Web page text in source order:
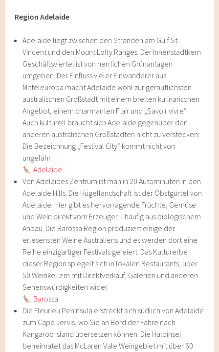
Region Adelaide
Adelaide liegt zwischen den Stränden am Gulf St.
Vincent und den Mount Lofty Ranges. Der Innenstadtkern
Geschäftsviertel ist von herrlichen Grünanlagen
umgeben. Der Einfluss vieler Einwanderer aus
Mitteleuropa macht Adelaide wohl zur gemütlichsten
australischen Großstadt mit einem breiten kulinarischen
Angebot, einem charmanten Flair und „Savoir vivre“.
Auch kulturell braucht sich Adelaide gegenüber den
anderen australischen Großstädten nicht zu verstecken:
Die Bezeichnung „Festival City“ kommt nicht von
ungefähr.
Adelaide
Von Adelaides Zentrum ist man in 20 Autominuten in den
Adelaide Hills. Die Hügellandschaft ist der Obstgürtel von
Adelaide. Hier gibt es hervorragende Früchte, Gemüse
und Wein direkt vom Erzeuger – häufig aus biologischem
Anbau. Die Barossa Region produziert einige der
erlesensten Weine Australiens und es werden dort eine
Reihe einzigartiger Festivals gefeiert. Das Kulturerbe
dieser Region spiegelt sich in lokalen Restaurants, über
50 Weinkellern mit Direktverkauf, Galerien und anderen
Sehenswürdigkeiten wider.
Barossa
Die Fleurieu Peninsula erstreckt sich südlich von Adelaide
zum Cape Jervis, wo Sie an Bord der Fähre nach
Kangaroo Island übersetzen können. Die Halbinsel
beheimatet das McLaren Vale Weingebiet mit über 60